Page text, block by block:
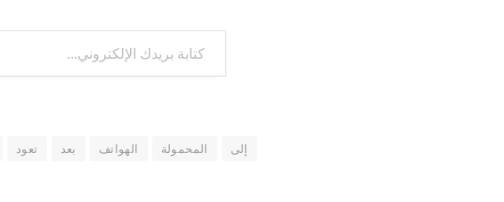
كتابة بريدك الإلكتروني...
إلى المحمولة الهواتف بعد تعود